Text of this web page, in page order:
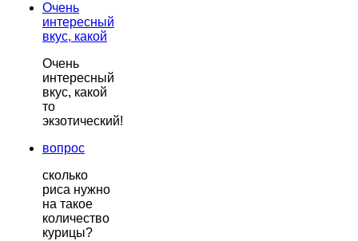
Очень
интересный
вкус, какой
Очень
интересный
вкус, какой
то
экзотический!
вопрос
сколько
риса нужно
на такое
количество
курицы?